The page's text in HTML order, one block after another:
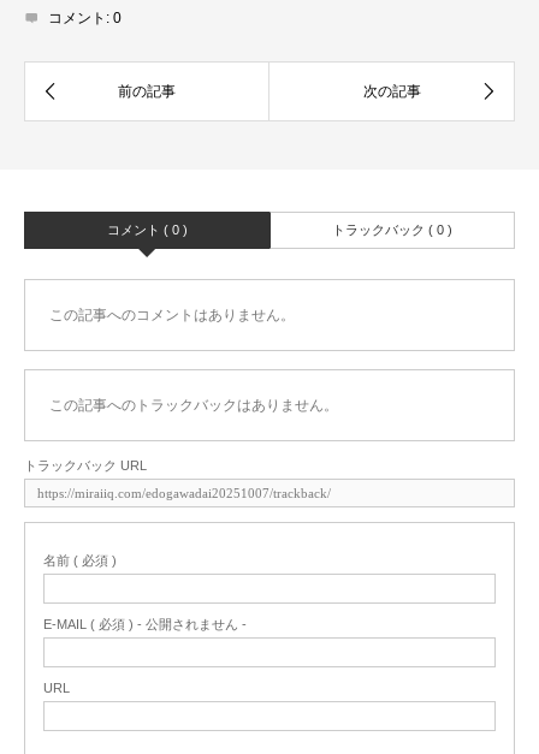
コメント: 0
コメント ( 0 ) トラックバック ( 0 )
この記事へのコメントはありません。
この記事へのトラックバックはありません。
トラックバック URL
名前 ( 必須 )
E-MAIL ( 必須 ) - 公開されません -
URL